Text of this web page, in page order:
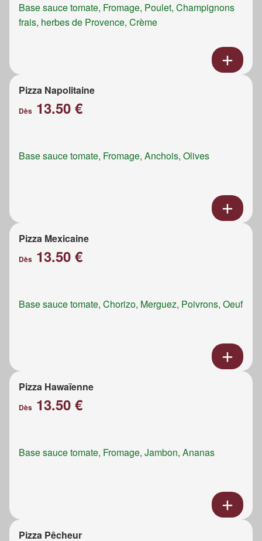
Base sauce tomate, Fromage, Poulet, Champignons
frais, herbes de Provence, Crème
Pizza Napolitaine
Dès 13.50 €
Base sauce tomate, Fromage, Anchois, Olives
Pizza Mexicaine
Dès 13.50 €
Base sauce tomate, Chorizo, Merguez, Poivrons, Oeuf
Pizza Hawaïenne
Dès 13.50 €
Base sauce tomate, Fromage, Jambon, Ananas
Pizza Pêcheur